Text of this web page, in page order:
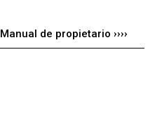
Manual de propietario ››››